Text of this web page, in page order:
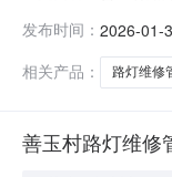
通过，所
发布时间： 2026-01-
相关产品：
路灯维修
善玉村路灯维修